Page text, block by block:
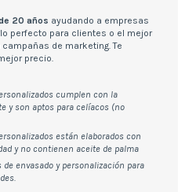
20 años ayudando a empresas
perfecto para clientes o el mejor
de marketing. Te
precio.
cumplen con la
y son aptos para celíacos (no
están elaborados con
y no contienen aceite de palma
envasado y personalización para